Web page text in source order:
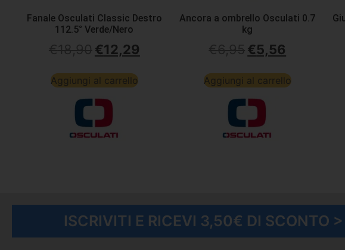
Fanale Osculati Classic Destro
112.5° Verde/Nero
€12,29
Aggiungi al carrello
Ancora a ombrello Osculati 0.7
kg
€5,56
Aggiungi al carrello
ISCRIVITI E RICEVI 3,50€ DI SCONTO >